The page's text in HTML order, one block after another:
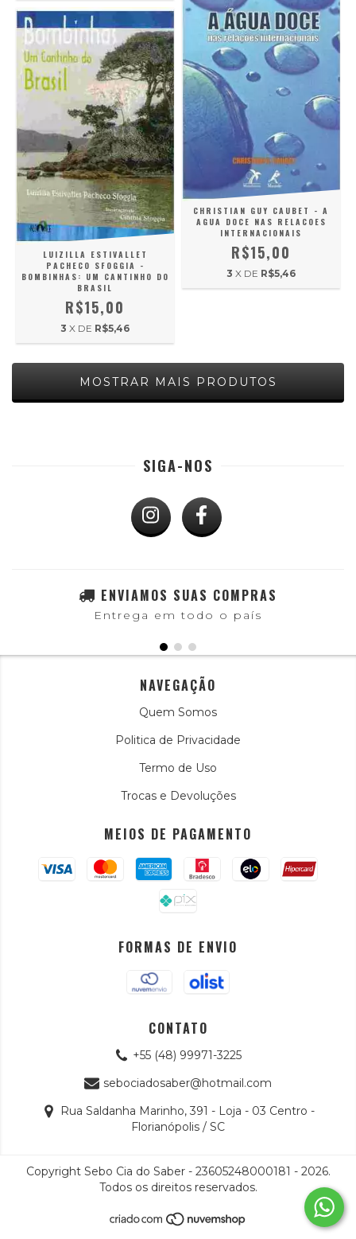
LUIZILLA ESTIVALLET
PACHECO SFOGGIA -
BOMBINHAS: UM CANTINHO DO
BRASIL
R$15,00
3 X DE R$5,46
CHRISTIAN GUY CAUBET - A
AGUA DOCE NAS RELACOES
INTERNACIONAIS
R$15,00
3 X DE R$5,46
MOSTRAR MAIS PRODUTOS
SIGA-NOS
ENVIAMOS SUAS COMPRAS
Entrega em todo o país
NAVEGAÇÃO
Quem Somos
Politica de Privacidade
Termo de Uso
Trocas e Devoluções
MEIOS DE PAGAMENTO
FORMAS DE ENVIO
CONTATO
+55 (48) 99971-3225
sebociadosaber@hotmail.com
Rua Saldanha Marinho, 391 - Loja - 03 Centro -
Florianópolis / SC
Copyright Sebo Cia do Saber - 23605248000181 - 2026.
Todos os direitos reservados.